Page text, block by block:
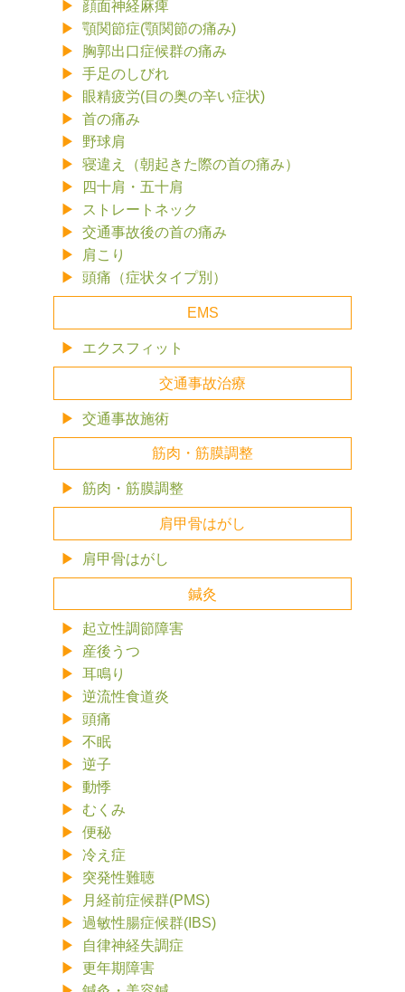
顔面神経麻痺
顎関節症(顎関節の痛み)
胸郭出口症候群の痛み
手足のしびれ
眼精疲労(目の奥の辛い症状)
首の痛み
野球肩
寝違え（朝起きた際の首の痛み）
四十肩・五十肩
ストレートネック
交通事故後の首の痛み
肩こり
頭痛（症状タイプ別）
EMS
エクスフィット
交通事故治療
交通事故施術
筋肉・筋膜調整
筋肉・筋膜調整
肩甲骨はがし
肩甲骨はがし
鍼灸
起立性調節障害
産後うつ
耳鳴り
逆流性食道炎
頭痛
不眠
逆子
動悸
むくみ
便秘
冷え症
突発性難聴
月経前症候群(PMS)
過敏性腸症候群(IBS)
自律神経失調症
更年期障害